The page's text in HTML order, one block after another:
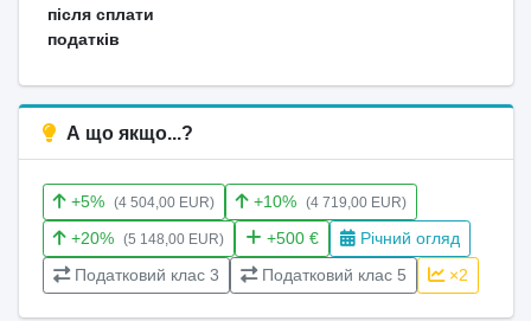
після сплати
податків
А що якщо...?
+5% (4 504,00 EUR) +10% (4 719,00 EUR)
+20% (5 148,00 EUR) +500 €
Річний огляд
Податковий клас 3
Податковий клас 5 ×2